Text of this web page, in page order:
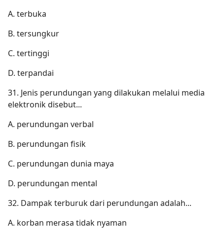
A. terbuka
B. tersungkur
C. tertinggi
D. terpandai
31. Jenis perundungan yang dilakukan melalui media
elektronik disebut...
A. perundungan verbal
B. perundungan fisik
C. perundungan dunia maya
D. perundungan mental
32. Dampak terburuk dari perundungan adalah...
A. korban merasa tidak nyaman